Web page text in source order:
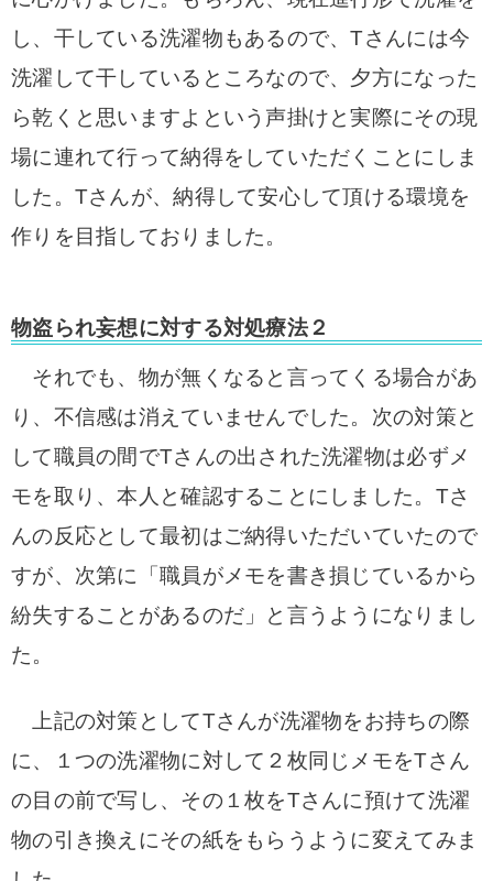
し、干している洗濯物もあるので、Tさんには今
洗濯して干しているところなので、夕方になった
ら乾くと思いますよという声掛けと実際にその現
場に連れて行って納得をしていただくことにしま
した。Tさんが、納得して安心して頂ける環境を
作りを目指しておりました。
物盗られ妄想に対する対処療法２
それでも、物が無くなると言ってくる場合があ
り、不信感は消えていませんでした。 次の対策と
して職員の間でTさんの出された洗濯物は必ずメ
モを取り、本人と確認することにしました。Tさ
んの反応として最初はご納得いただいていたので
すが、次第に「職員がメモを書き損じているから
紛失することがあるのだ」と言うようになりまし
た。
上記の対策としてTさんが洗濯物をお持ちの際
に、１つの洗濯物に対して２枚同じメモをTさん
の目の前で写し、その１枚をTさんに預けて洗濯
物の引き換えにその紙をもらうように変えてみま